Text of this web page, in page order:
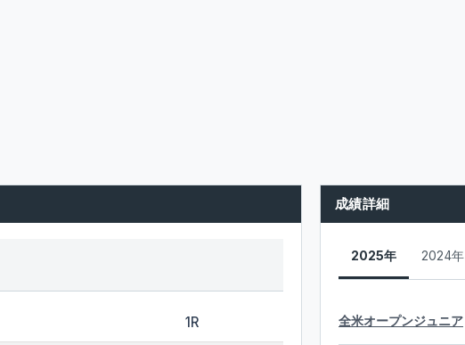
1R
成績詳細
2025年 2024年
全米オープンジュニア